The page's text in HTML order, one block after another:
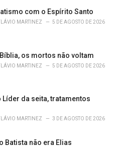
com o Espírito Santo
MARTINEZ 5 DE AGOSTO DE 2026
os mortos não voltam
MARTINEZ 5 DE AGOSTO DE 2026
Líder da seita, tratamentos
MARTINEZ 3 DE AGOSTO DE 2026
Batista não era Elias